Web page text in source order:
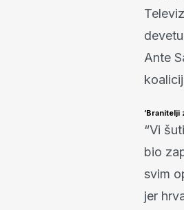
Ante
‘Branitelji
“Vi
bio
svim
jer